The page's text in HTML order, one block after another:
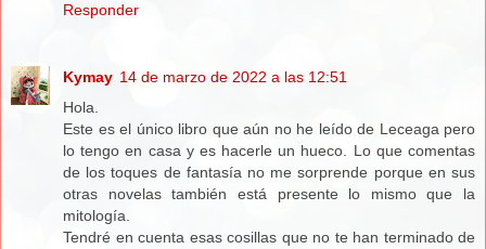
Responder
Kymay 14 de marzo de 2022 a las 12:51
Hola.
Este es el único libro que aún no he leído de Leceaga pero
lo tengo en casa y es hacerle un hueco. Lo que comentas
de los toques de fantasía no me sorprende porque en sus
otras novelas también está presente lo mismo que la
mitología.
Tendré en cuenta esas cosillas que no te han terminado de